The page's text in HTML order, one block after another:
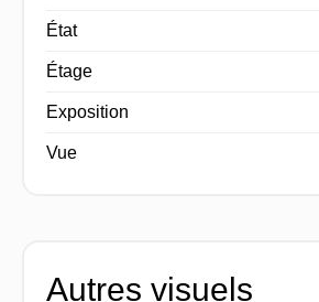
État
Étage
Exposition
Vue
Autres visuels